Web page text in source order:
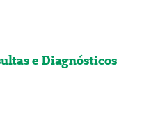
e Diagnósticos